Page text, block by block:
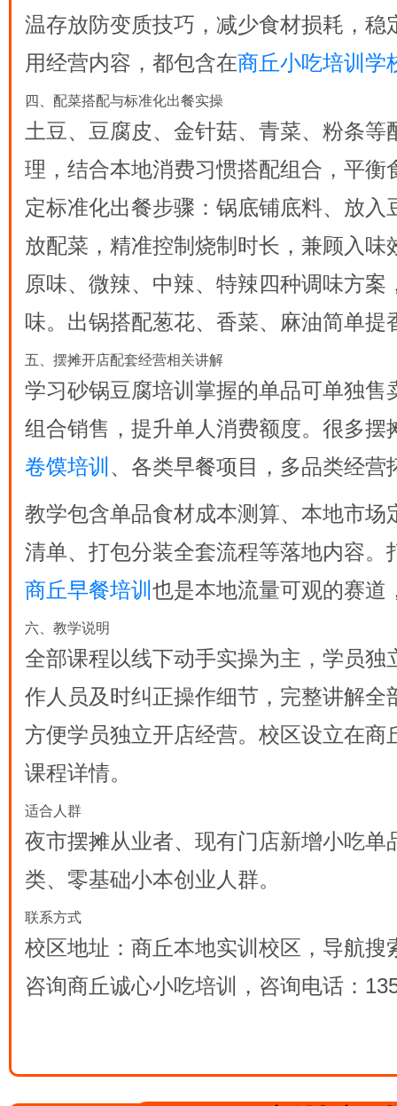
温存放防变质技巧，减少食材损耗，稳
用经营内容，都包含在商丘小吃培训学
四、配菜搭配与标准化出餐实操
土豆、豆腐皮、金针菇、青菜、粉条等
理，结合本地消费习惯搭配组合，平衡
定标准化出餐步骤：锅底铺底料、放入
放配菜，精准控制烧制时长，兼顾入味
原味、微辣、中辣、特辣四种调味方案
味。出锅搭配葱花、香菜、麻油简单提
五、摆摊开店配套经营相关讲解
学习砂锅豆腐培训 掌握的单品可单独售
组合销售，提升单人消费额度。很多摆
卷馍培训 、各类早餐项目，多品类经营
教学包含单品食材成本测算、本地市场
清单、打包分装全套流程等落地内容。
商丘早餐培训 也是本地流量可观的赛道
六、教学说明
全部课程以线下动手实操为主，学员独
作人员及时纠正操作细节，完整讲解全
方便学员独立开店经营。校区设立在商
课程详情。
适合人群
夜市摆摊从业者、现有门店新增小吃单
类、零基础小本创业人群。
联系方式
校区地址：商丘本地实训校区，导航搜
咨询商丘诚心小吃培训，咨询电话：